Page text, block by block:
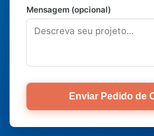
Mensagem (opcional)
Enviar Pedido de